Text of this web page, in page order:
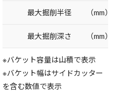
最大掘削半径 （mm）
最大掘削深さ （mm）
※バケット容量は山積で表示
※バケット幅はサイドカッター
を含む数値で表示